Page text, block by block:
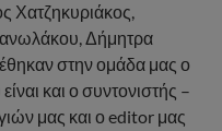
Χατζηκυριάκος,
Δήμητρα
στην ομάδα μας ο
και ο συντονιστής –
μας και ο editor μας